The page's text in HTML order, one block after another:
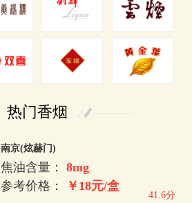
热门香烟
南京(炫赫门)
焦油含量：8mg
参考价格：
￥18元/盒
41.6分